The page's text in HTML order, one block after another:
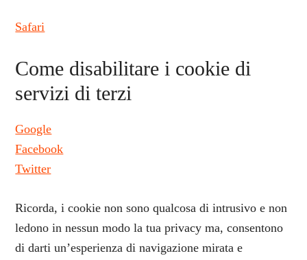
Safari
Come disabilitare i cookie di
servizi di terzi
Google
Facebook
Twitter
Ricorda, i cookie non sono qualcosa di intrusivo e non
ledono in nessun modo la tua privacy ma, consentono
di darti un’esperienza di navigazione mirata e